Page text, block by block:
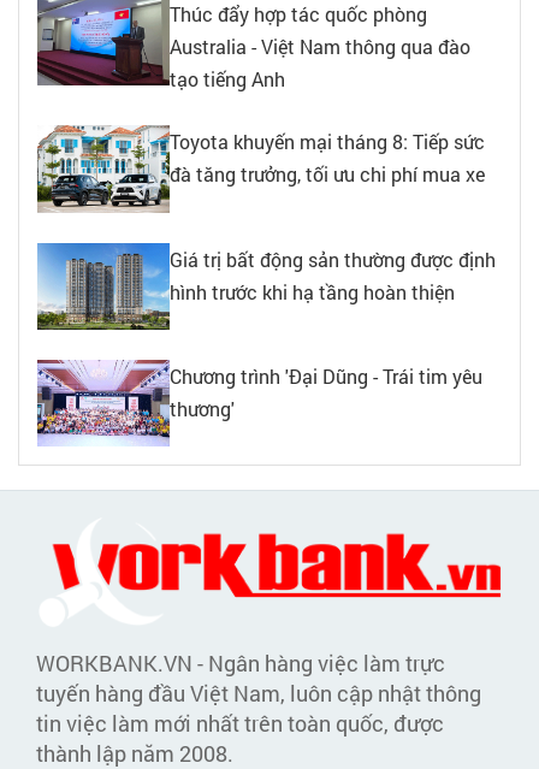
Thúc đẩy hợp tác quốc phòng
Australia - Việt Nam thông qua đào
tạo tiếng Anh
Toyota khuyến mại tháng 8: Tiếp sức
đà tăng trưởng, tối ưu chi phí mua xe
Giá trị bất động sản thường được định
hình trước khi hạ tầng hoàn thiện
Chương trình 'Đại Dũng - Trái tim yêu
thương'
WORKBANK.VN - Ngân hàng việc làm trực
tuyến hàng đầu Việt Nam, luôn cập nhật thông
tin việc làm mới nhất trên toàn quốc, được
thành lập năm 2008.